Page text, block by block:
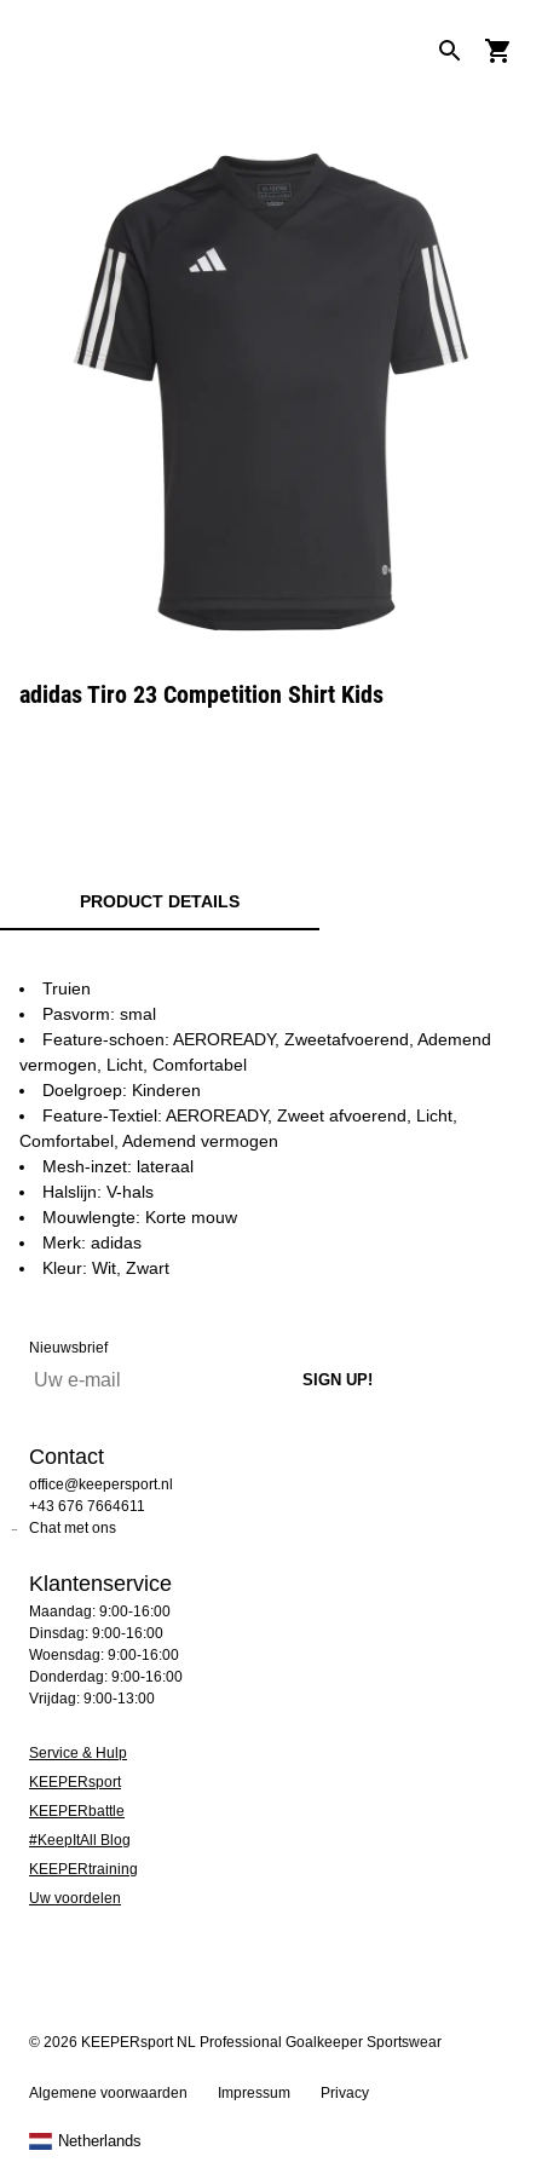
adidas Tiro 23 Competition Shirt Kids
PRODUCT DETAILS
Truien
Pasvorm: smal
Feature-schoen: AEROREADY, Zweetafvoerend, Ademend
vermogen, Licht, Comfortabel
Doelgroep: Kinderen
Feature-Textiel: AEROREADY, Zweet afvoerend, Licht,
Comfortabel, Ademend vermogen
Mesh-inzet: lateraal
Halslijn: V-hals
Mouwlengte: Korte mouw
Merk: adidas
Kleur: Wit, Zwart
Nieuwsbrief
Contact
office@keepersport.nl
+43 676 7664611
Chat met ons
Klantenservice
Maandag: 9:00-16:00
Dinsdag: 9:00-16:00
Woensdag: 9:00-16:00
Donderdag: 9:00-16:00
Vrijdag: 9:00-13:00
Service & Hulp
KEEPERsport
KEEPERbattle
#KeepItAll Blog
KEEPERtraining
Uw voordelen
© 2026 KEEPERsport NL Professional Goalkeeper Sportswear
Algemene voorwaarden Impressum Privacy
Netherlands